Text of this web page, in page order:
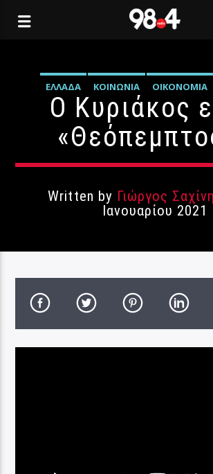
ΕΛΛΆΔΑ ΚΟΙΝΩΝΊΑ ΟΙΚΟΝΟΜΊΑ
ΣΑΧΊΝΗΣ
ΤΈΧΝΗ
Ο Κυριάκος
Written by Γιώργος
Ιανουαρίου 2021